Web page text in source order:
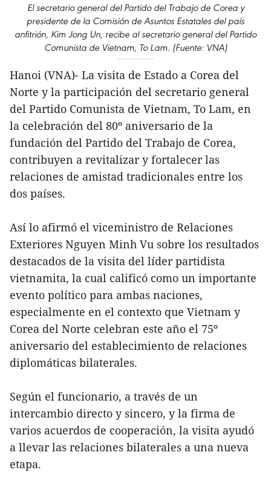
El secretario general del Partido del Trabajo de Corea y
presidente de la Comisión de Asuntos Estatales del país
anfitrión, Kim Jong Un, recibe al secretario general del Partido
Comunista de Vietnam, To Lam. (Fuente: VNA)
Hanoi (VNA)- La visita de Estado a Corea del
Norte y la participación del secretario general
del Partido Comunista de Vietnam, To Lam, en
la celebración del 80º aniversario de la
fundación del Partido del Trabajo de Corea,
contribuyen a revitalizar y fortalecer las
relaciones de amistad tradicionales entre los
dos países.
Así lo afirmó el viceministro de Relaciones
Exteriores Nguyen Minh Vu sobre los resultados
destacados de la visita del líder partidista
vietnamita, la cual calificó como un importante
evento político para ambas naciones,
especialmente en el contexto que Vietnam y
Corea del Norte celebran este año el 75º
aniversario del establecimiento de relaciones
diplomáticas bilaterales.
Según el funcionario, a través de un
intercambio directo y sincero, y la firma de
varios acuerdos de cooperación, la visita ayudó
a llevar las relaciones bilaterales a una nueva
etapa.